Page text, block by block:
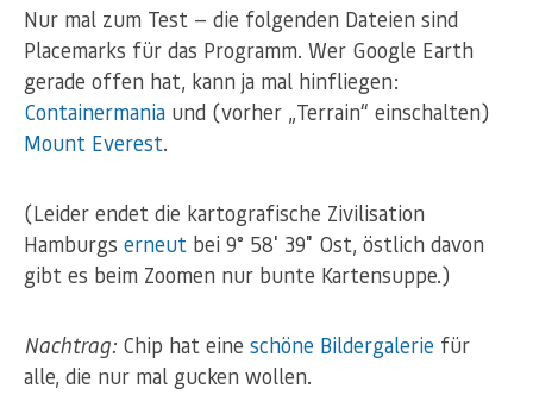
Nur mal zum Test — die folgenden Dateien sind
Placemarks für das Programm. Wer Google Earth
gerade offen hat, kann ja mal hinfliegen:
Containermania und (vorher „Terrain“ einschalten)
Mount Everest.
(Leider endet die kartografische Zivilisation
Hamburgs erneut bei 9° 58′ 39″ Ost, östlich davon
gibt es beim Zoomen nur bunte Kartensuppe.)
Nachtrag: Chip hat eine schöne Bildergalerie für
alle, die nur mal gucken wollen.